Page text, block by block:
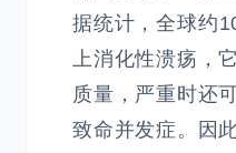
据统计，全球约
上消化性溃疡，
质量，严重时还
致命并发症。因